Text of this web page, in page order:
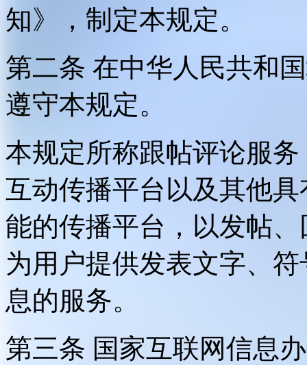
知》，制定本规定。
第二条 在中华人民共和
遵守本规定。
本规定所称跟帖评论服
互动传播平台以及其他
能的传播平台，以发帖
为用户提供发表文字、
息的服务。
第三条 国家互联网信息